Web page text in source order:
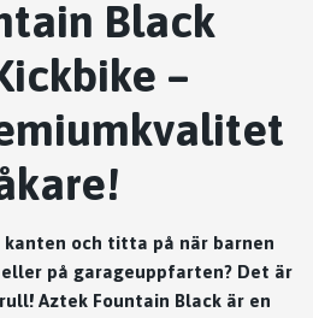
Black
–
och titta på när barnen
på garageuppfarten? Det är
Aztek Fountain Black är en